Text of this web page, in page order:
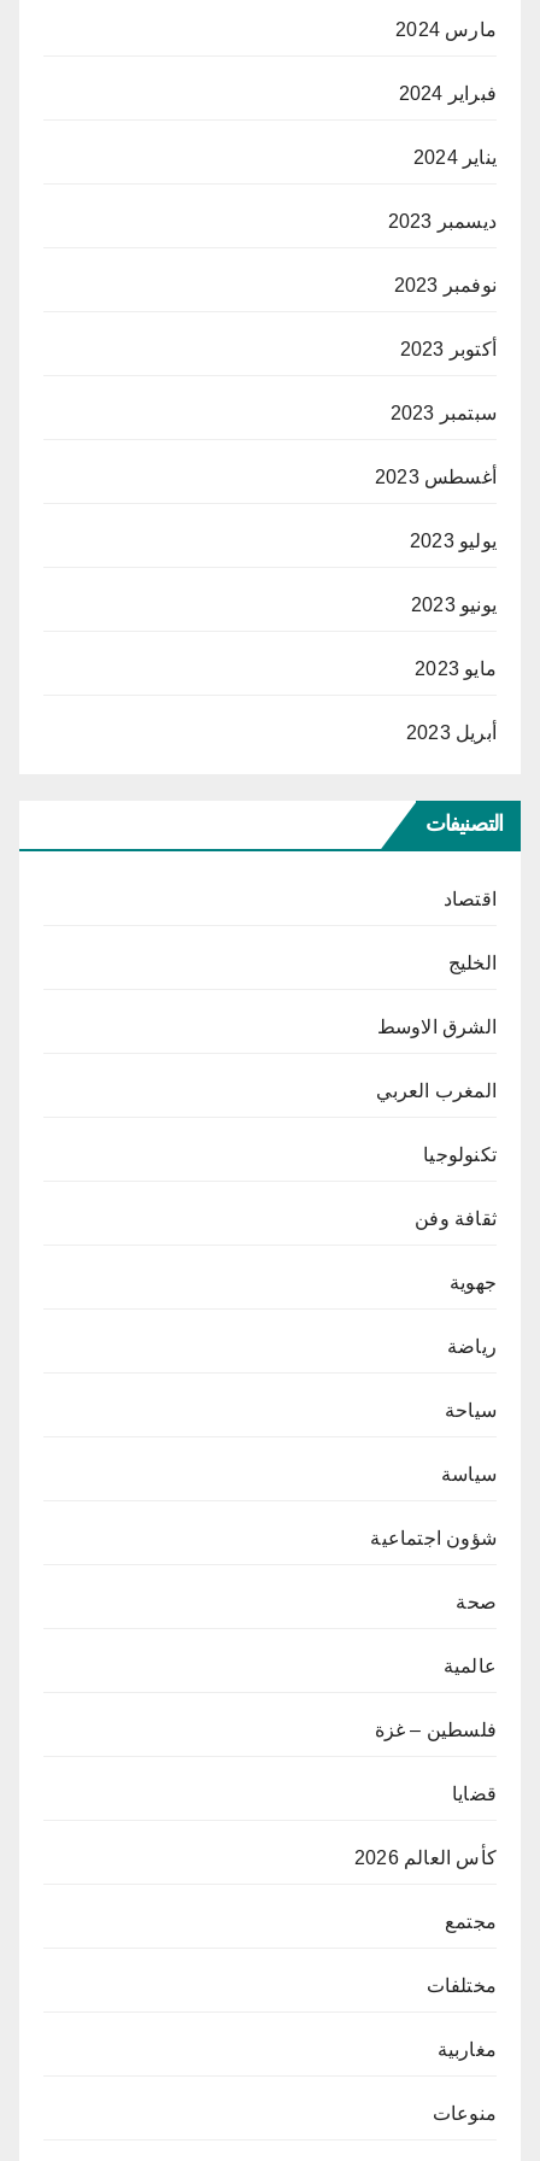
مارس 2024
فبراير 2024
يناير 2024
ديسمبر 2023
نوفمبر 2023
أكتوبر 2023
سبتمبر 2023
أغسطس 2023
يوليو 2023
يونيو 2023
مايو 2023
أبريل 2023
التصنيفات
اقتصاد
الخليج
الشرق الاوسط
المغرب العربي
تكنولوجيا
ثقافة وفن
جهوية
رياضة
سياحة
سياسة
شؤون اجتماعية
صحة
عالمية
فلسطين – غزة
قضايا
كأس العالم 2026
مجتمع
مختلفات
مغاربية
منوعات